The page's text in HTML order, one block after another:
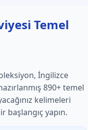
Temel
İngilizce
890+ temel
kelimeleri
başlangıç yapın.